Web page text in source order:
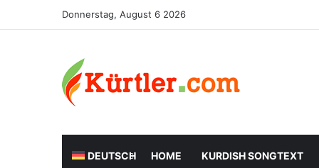
Donnerstag, August 6 2026
DEUTSCH HOME KURDISH SONGTEXT